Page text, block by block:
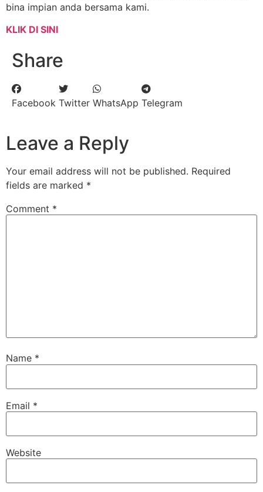
bina impian anda bersama kami.
KLIK DI SINI
Share
Facebook Twitter WhatsApp Telegram
Leave a Reply
Your email address will not be published. Required
fields are marked *
Comment *
Name *
Email *
Website